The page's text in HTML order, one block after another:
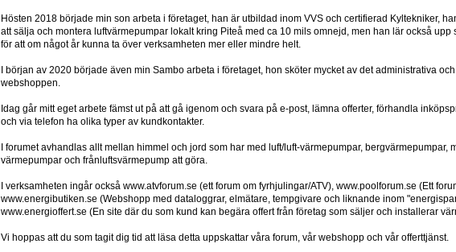
Hösten 2018 började min son arbeta i företaget, han är utbildad inom VVS och certifierad Kyltekniker,
att sälja och montera luftvärmepumpar lokalt kring Piteå med ca 10 mils omnejd, men han lär också upp
för att om något år kunna ta över verksamheten mer eller mindre helt.
I början av 2020 började även min Sambo arbeta i företaget, hon sköter mycket av det administrativa
webshoppen.
Idag går mitt eget arbete fämst ut på att gå igenom och svara på e-post, lämna offerter, förhandla
och via telefon ha olika typer av kundkontakter.
I forumet avhandlas allt mellan himmel och jord som har med luft/luft-värmepumpar, bergvärmepumpar,
värmepumpar och frånluftsvärmepump att göra.
I verksamheten ingår också www.atvforum.se (ett forum om fyrhjulingar/ATV), www.poolforum.se (Ett
www.energibutiken.se (Webshopp med dataloggrar, elmätare, tempgivare och liknande inom
www.energioffert.se (En site där du som kund kan begära offert från företag som säljer och installerar
Vi hoppas att du som tagit dig tid att läsa detta uppskattar våra forum, vår webshopp och vår offerttjänst.